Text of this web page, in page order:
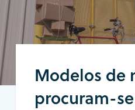
Modelos de
procuram-se